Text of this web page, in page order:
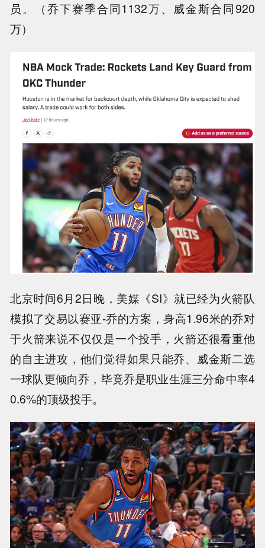
员。（乔下赛季合同1132万、威金斯合同920
万）
北京时间6月2日晚，美媒《SI》就已经为火箭队
模拟了交易以赛亚-乔的方案，身高1.96米的乔对
于火箭来说不仅仅是一个投手，火箭还很看重他
的自主进攻，他们觉得如果只能乔、威金斯二选
一球队更倾向乔，毕竟乔是职业生涯三分命中率4
0.6%的顶级投手。